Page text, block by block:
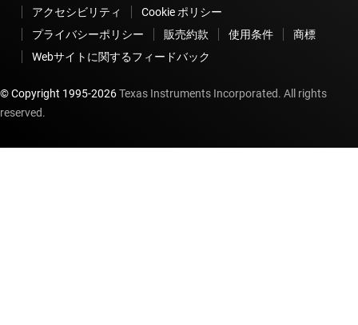
アクセシビリティ
Cookie ポリシー
プライバシーポリシー
販売約款 使用条件
商標
Webサイトに関するフィードバック
© Copyright 1995-2026Texas Instruments Incorporated. All rights
reserved.